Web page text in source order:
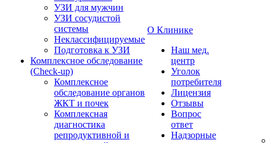
УЗИ для мужчин
УЗИ сосудистой
системы
Неклассифицируемые
Подготовка к УЗИ
Комплексное обследование
(Check-up)
Комплексное
обследование органов
ЖКТ и почек
Комплексная
диагностика
репродуктивной и
О Клинике
Наш мед.
центр
Уголок
потребителя
Лицензия
Отзывы
Вопрос
ответ
Надзорные